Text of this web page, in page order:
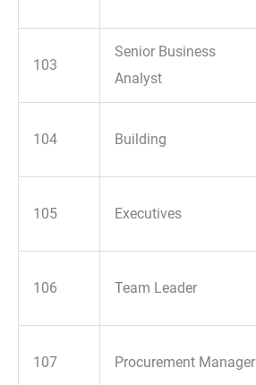
103
Senior Business
Analyst
104 Building
105 Executives
106 Team Leader
107 Procurement Manager